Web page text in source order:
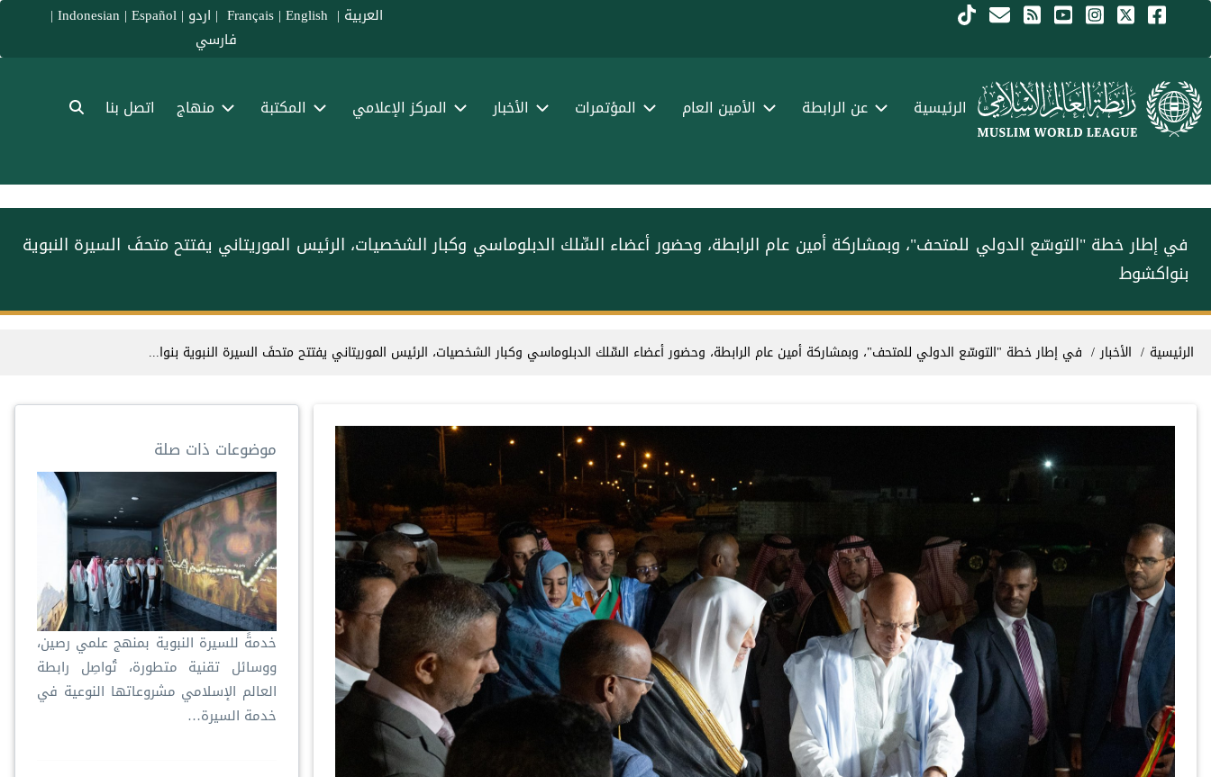
تجاوز إلى المحتوى الرئيسي العربية |
Français
| English
| اردو |
Indonesian | Español
|
فارسي
Menu Arabic الرئيسية عن الرابطة الأمين العام المؤتمرات الأخبار المركز الإعلامي المكتبة منهاج اتصل بنا
في إطار خطة "التوسّع الدولي للمتحف"، وبمشاركة أمين عام الرابطة، وحضور أعضاء السِّلك الدبلوماسي وكبار الشخصيات، الرئيس الموريتاني يفتتح متحفَ السيرة النبوية
بنواكشوط
مسار التنقل
الرئيسية الأخبار في إطار خطة "التوسّع الدولي للمتحف"، وبمشاركة أمين عام الرابطة، وحضور أعضاء السِّلك الدبلوماسي وكبار الشخصيات، الرئيس الموريتاني يفتتح متحفَ السيرة النبوية بنوا...
موضوعات ذات صلة
خدمةً للسيرة النبوية بمنهج علمي رصين،
ووسائل تقنية متطورة، تُواصِل رابطة
العالم الإسلامي مشروعاتها النوعية في
خدمة السيرة…